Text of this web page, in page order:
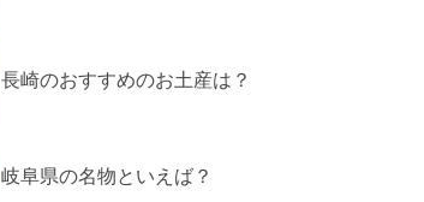
長崎のおすすめのお土産は？
岐阜県の名物といえば？